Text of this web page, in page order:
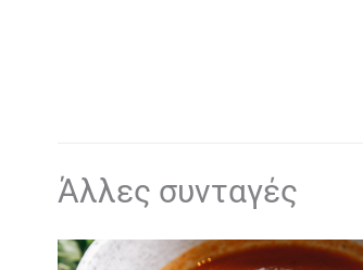
Άλλες συνταγές